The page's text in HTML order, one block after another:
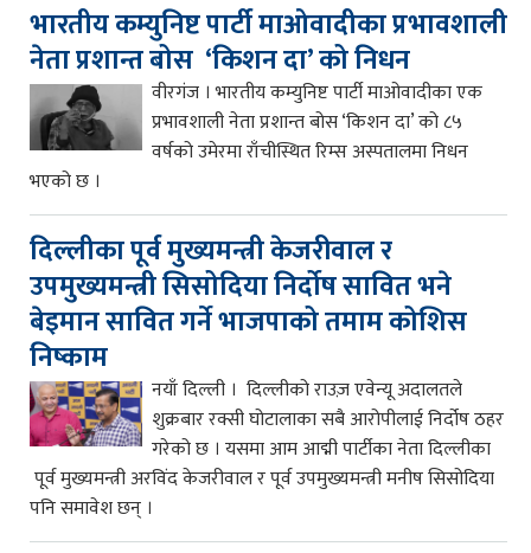
भारतीय कम्युनिष्ट पार्टी माओवादीका प्रभावशाली
नेता प्रशान्त बोस ‘किशन दा’ को निधन
वीरगंज । भारतीय कम्युनिष्ट पार्टी माओवादीका एक
प्रभावशाली नेता प्रशान्त बोस ‘किशन दा’ को ८५
वर्षको उमेरमा राँचीस्थित रिम्स अस्पतालमा निधन
भएको छ ।
दिल्लीका पूर्व मुख्यमन्त्री केजरीवाल र
उपमुख्यमन्त्री सिसोदिया निर्दोष सावित भने
बेइमान सावित गर्ने भाजपाको तमाम कोशिस
निष्काम
नयाँ दिल्ली । दिल्लीको राउज़ एवेन्यू अदालतले
शुक्रबार रक्सी घोटालाका सबै आरोपीलाई निर्दोष ठहर
गरेको छ । यसमा आम आद्मी पार्टीका नेता दिल्लीका
पूर्व मुख्यमन्त्री अरविंद केजरीवाल र पूर्व उपमुख्यमन्त्री मनीष सिसोदिया
पनि समावेश छन् ।